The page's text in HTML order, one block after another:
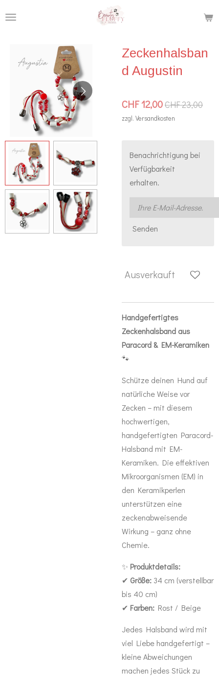
Zeckenhalsban
d Augustin
CHF 12,00CHF 23,00
zzgl. Versandkosten
Benachrichtigung bei
Verfügbarkeit
erhalten.
Senden
Ausverkauft
Handgefertigtes
Zeckenhalsband aus
Paracord & EM-Keramiken
🐾
Schütze deinen Hund auf
natürliche Weise vor
Zecken – mit diesem
hochwertigen,
handgefertigten Paracord-
Halsband mit EM-
Keramiken. Die effektiven
Mikroorganismen (EM) in
den Keramikperlen
unterstützen eine
zeckenabweisende
Wirkung – ganz ohne
Chemie.
✨ Produktdetails:
✔ Größe: 34 cm (verstellbar
bis 40 cm)
✔ Farben: Rost / Beige
Jedes Halsband wird mit
viel Liebe handgefertigt –
kleine Abweichungen
machen jedes Stück zu